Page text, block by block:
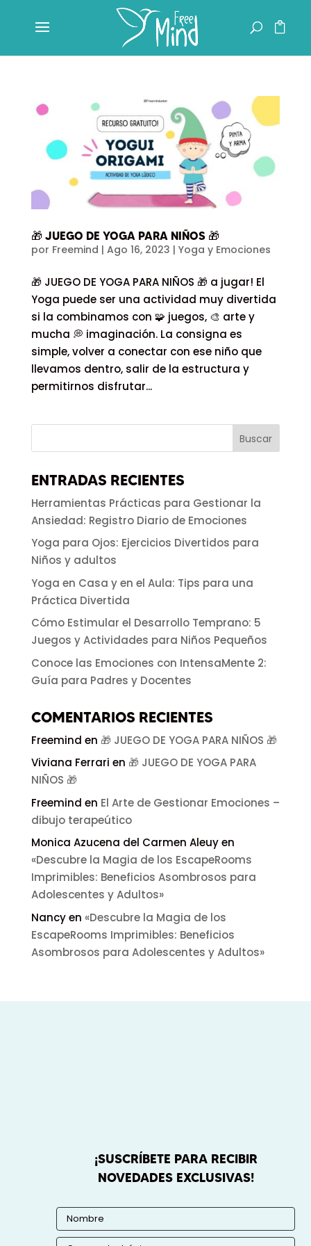
🎁 JUEGO DE YOGA PARA NIÑOS 🎁
por Freemind | Ago 16, 2023 | Yoga y Emociones
🎁 JUEGO DE YOGA PARA NIÑOS 🎁 a jugar! El
Yoga puede ser una actividad muy divertida
si la combinamos con 🧩 juegos, 🎨 arte y
mucha 💭 imaginación. La consigna es
simple, volver a conectar con ese niño que
llevamos dentro, salir de la estructura y
permitirnos disfrutar...
ENTRADAS RECIENTES
Herramientas Prácticas para Gestionar la
Ansiedad: Registro Diario de Emociones
Yoga para Ojos: Ejercicios Divertidos para
Niños y adultos
Yoga en Casa y en el Aula: Tips para una
Práctica Divertida
Cómo Estimular el Desarrollo Temprano: 5
Juegos y Actividades para Niños Pequeños
Conoce las Emociones con IntensaMente 2:
Guía para Padres y Docentes
COMENTARIOS RECIENTES
Freemind en 🎁 JUEGO DE YOGA PARA NIÑOS 🎁
Viviana Ferrari en 🎁 JUEGO DE YOGA PARA
NIÑOS 🎁
Freemind en El Arte de Gestionar Emociones –
dibujo terapeútico
Monica Azucena del Carmen Aleuyen
«Descubre la Magia de los EscapeRooms
Imprimibles: Beneficios Asombrosos para
Adolescentes y Adultos»
Nancyen «Descubre la Magia de los
EscapeRooms Imprimibles: Beneficios
Asombrosos para Adolescentes y Adultos»
¡SUSCRÍBETE PARA RECIBIR
NOVEDADES EXCLUSIVAS!